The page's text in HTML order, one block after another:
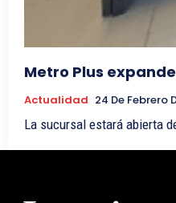
Metro Plus
Actualidad 24 De Febrero
La sucursal estará abierta